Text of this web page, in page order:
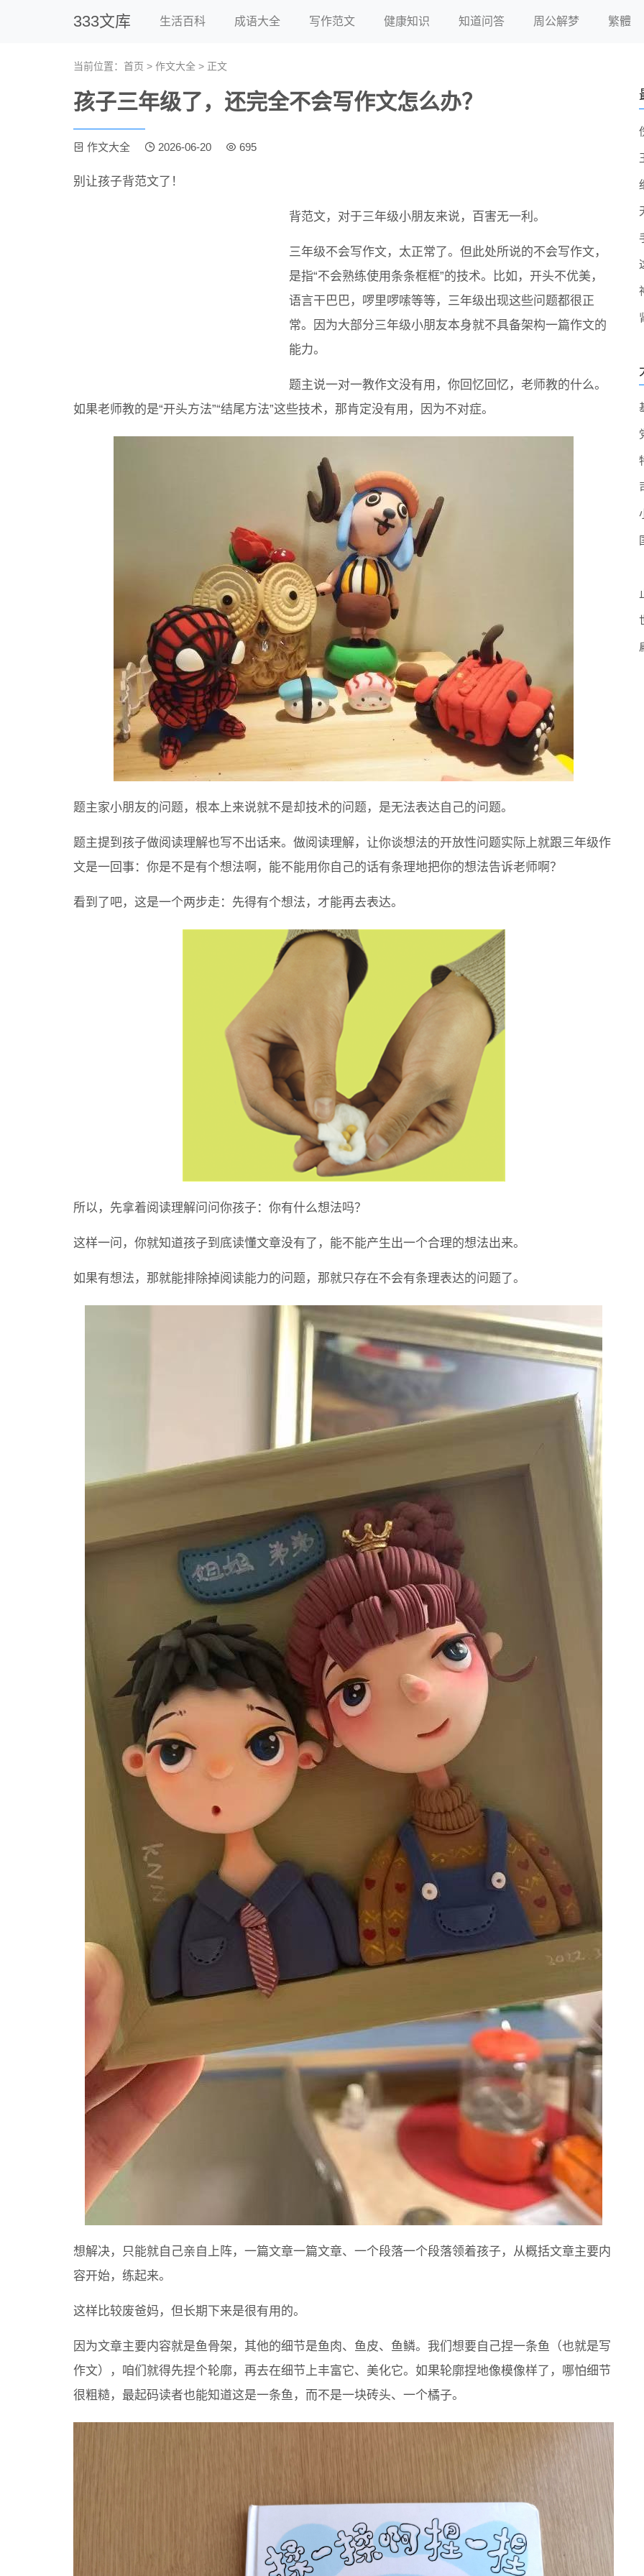
333文库 生活百科 成语大全 写作范文 健康知识 知道问答 周公解梦 繁體
当前位置： 首页 > 作文大全 > 正文
孩子三年级了，还完全不会写作文怎么办？
作文大全 2026-06-20 695
别让孩子背范文了！
背范文，对于三年级小朋友来说，百害无一利。
三年级不会写作文，太正常了。但此处所说的不会写作文，
是指“不会熟练使用条条框框”的技术。比如，开头不优美，
语言干巴巴，啰里啰嗦等等，三年级出现这些问题都很正
常。因为大部分三年级小朋友本身就不具备架构一篇作文的
能力。
题主说一对一教作文没有用，你回忆回忆，老师教的什么。
如果老师教的是“开头方法”“结尾方法”这些技术，那肯定没有用，因为不对症。
题主家小朋友的问题，根本上来说就不是却技术的问题，是无法表达自己的问题。
题主提到孩子做阅读理解也写不出话来。做阅读理解，让你谈想法的开放性问题实际上就跟三年级作
文是一回事：你是不是有个想法啊，能不能用你自己的话有条理地把你的想法告诉老师啊？
看到了吧，这是一个两步走：先得有个想法，才能再去表达。
所以，先拿着阅读理解问问你孩子：你有什么想法吗？
这样一问，你就知道孩子到底读懂文章没有了，能不能产生出一个合理的想法出来。
如果有想法，那就能排除掉阅读能力的问题，那就只存在不会有条理表达的问题了。
想解决，只能就自己亲自上阵，一篇文章一篇文章、一个段落一个段落领着孩子，从概括文章主要内
容开始，练起来。
这样比较废爸妈，但长期下来是很有用的。
因为文章主要内容就是鱼骨架，其他的细节是鱼肉、鱼皮、鱼鳞。我们想要自己捏一条鱼（也就是写
作文），咱们就得先捏个轮廓，再去在细节上丰富它、美化它。如果轮廓捏地像模像样了，哪怕细节
很粗糙，最起码读者也能知道这是一条鱼，而不是一块砖头、一个橘子。